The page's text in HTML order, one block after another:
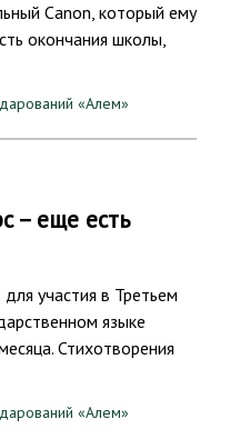
Canon, который ему
окончания школы,
«Алем»
– еще есть
участия в Третьем
языке
Стихотворения
«Алем»